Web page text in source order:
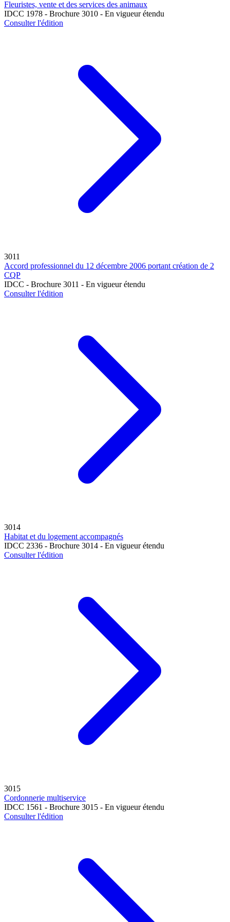
Fleuristes, vente et des services des animaux
IDCC 1978 - Brochure 3010 - En vigueur étendu
Consulter l'édition
3011
Accord professionnel du 12 décembre 2006 portant création de 2
CQP
IDCC - Brochure 3011 - En vigueur étendu
Consulter l'édition
3014
Habitat et du logement accompagnés
IDCC 2336 - Brochure 3014 - En vigueur étendu
Consulter l'édition
3015
Cordonnerie multiservice
IDCC 1561 - Brochure 3015 - En vigueur étendu
Consulter l'édition